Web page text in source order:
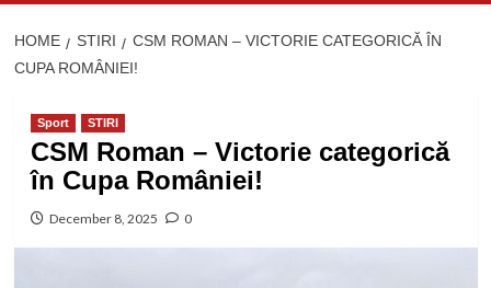
HOME STIRI
CSM ROMAN – VICTORIE CATEGORICĂ ÎN
CUPA ROMÂNIEI!
Sport STIRI
CSM Roman – Victorie categorică
în Cupa României!
December 8, 2025 0